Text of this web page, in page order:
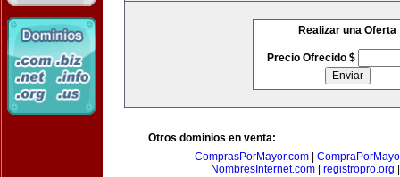
Realizar una Oferta
Precio Ofrecido $
Otros dominios en venta:
ComprasPorMayor.com
NombresInternet.com
registropro.org